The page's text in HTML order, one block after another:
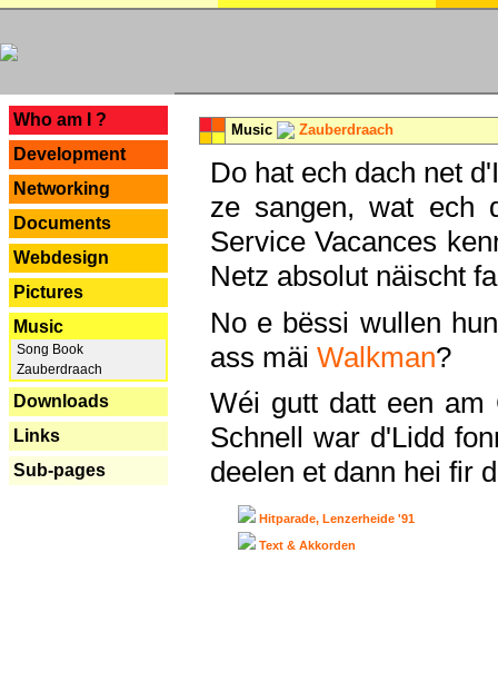
Who am I ?
Development
Networking
Documents
Webdesign
Pictures
Music
Song Book
Zauberdraach
Downloads
Links
Sub-pages
Music Zauberdraach
Do hat ech dach net
ze sangen, wat ech
Service Vacances
Netz absolut näischt
No e bëssi wullen
ass mäi Walkman?
Wéi gutt datt een am
Schnell war d'Lidd
deelen et dann hei fir
Hitparade, Lenzerheide '91
Text & Akkorden